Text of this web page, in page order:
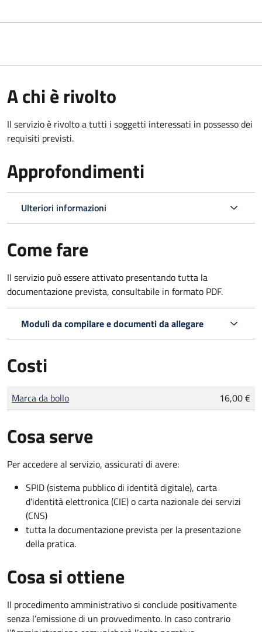
A chi è rivolto
Il servizio è rivolto a tutti i soggetti interessati in possesso dei
requisiti previsti.
Approfondimenti
Ulteriori informazioni
Come fare
Il servizio può essere attivato presentando tutta la
documentazione prevista, consultabile in formato PDF.
Moduli da compilare e documenti da allegare
Costi
Tipo di pagamento
Importo
Marca da bollo 16,00 €
Cosa serve
Per accedere al servizio, assicurati di avere:
SPID (sistema pubblico di identità digitale), carta
d’identità elettronica (CIE) o carta nazionale dei servizi
(CNS)
tutta la documentazione prevista per la presentazione
della pratica.
Cosa si ottiene
Il procedimento amministrativo si conclude positivamente
senza l’emissione di un provvedimento. In caso contrario